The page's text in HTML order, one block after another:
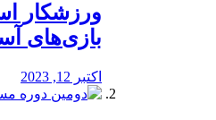
ورزشکار
بازی‌های
اکتبر 12, 2023